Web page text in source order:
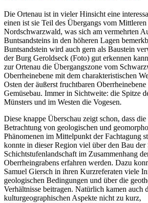
Die Ortenau ist in vieler Hinsicht eine
einen ist sie Teil des Übergangs vom
Nordschwarzwald, was sich am vermehrten
Buntsandsteins in den höheren Lagen
Buntsandstein wird auch gern als Baustein
der Burg Geroldseck (Foto) gut erkennen
zur Ortenau die Übergangszone vom
Oberrheinebene mit dem charakteristischen
Osten der äußerst fruchtbaren
Gemüsebau. Immer in Sichtweite: die Spitze
Münsters und im Westen die Vogesen.
Diese knappe Überschau zeigt schon, dass
Betrachtung von geologischen und
Phänomenen im Mittelpunkt der Fachtagung
konnte in dieser Region viel über den Bau der
Schichtstufenlandschaft im Zusammenhang
Oberrheingrabens erfahren werden. Dazu
Samuel Giersch in ihren Kurzreferaten viele
geologischen Bedingungen und über die
Verhältnisse beitragen. Natürlich kamen auch
kulturgeographischen Aspekte nicht zu kurz,